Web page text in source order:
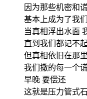
因为那些机密和
基本上成为了我
当真相浮出水面
直到我们都记不
但真相依旧在那里
我们撒的每一个
早晚 要偿还
这就是压力管式